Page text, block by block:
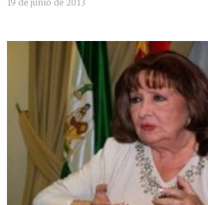
19 de junio de 2013